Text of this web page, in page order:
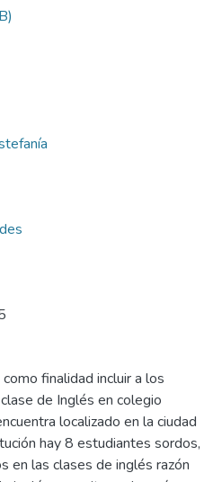
finalidad incluir a los
de Inglés en colegio
localizado en la ciudad
hay 8 estudiantes sordos,
en las clases de inglés razón